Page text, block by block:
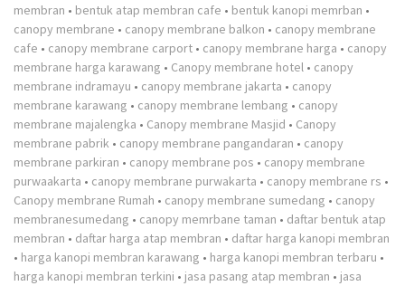
membran • bentuk atap membran cafe • bentuk kanopi memrban •
canopy membrane • canopy membrane balkon • canopy membrane
cafe • canopy membrane carport • canopy membrane harga • canopy
membrane harga karawang • Canopy membrane hotel • canopy
membrane indramayu • canopy membrane jakarta • canopy
membrane karawang • canopy membrane lembang • canopy
membrane majalengka • Canopy membrane Masjid • Canopy
membrane pabrik • canopy membrane pangandaran • canopy
membrane parkiran • canopy membrane pos • canopy membrane
purwaakarta • canopy membrane purwakarta • canopy membrane rs •
Canopy membrane Rumah • canopy membrane sumedang • canopy
membranesumedang • canopy memrbane taman • daftar bentuk atap
membran • daftar harga atap membran • daftar harga kanopi membran
• harga kanopi membran karawang • harga kanopi membran terbaru •
harga kanopi membran terkini • jasa pasang atap membran • jasa